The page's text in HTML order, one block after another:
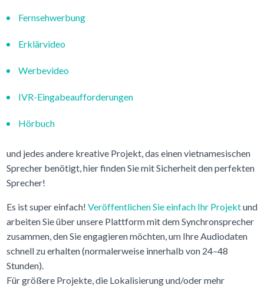
Fernsehwerbung
Erklärvideo
Werbevideo
IVR-Eingabeaufforderungen
Hörbuch
und jedes andere kreative Projekt, das einen vietnamesischen
Sprecher benötigt, hier finden Sie mit Sicherheit den perfekten
Sprecher!
Es ist super einfach! Veröffentlichen Sie einfach Ihr Projektund
arbeiten Sie über unsere Plattform mit dem Synchronsprecher
zusammen, den Sie engagieren möchten, um Ihre Audiodaten
schnell zu erhalten (normalerweise innerhalb von 24–48
Stunden).
Für größere Projekte, die Lokalisierung und/oder mehr